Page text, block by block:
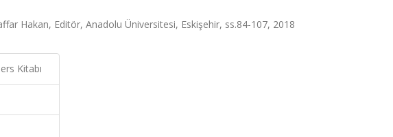
Hakan, Editör, Anadolu Üniversitesi, Eskişehir, ss.84-107, 2018
Kitabı